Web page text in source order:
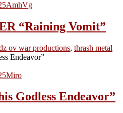
AmhVg
“Raining Vomit”
ov war productions, thrash metal
Miro
Godless Endeavor”